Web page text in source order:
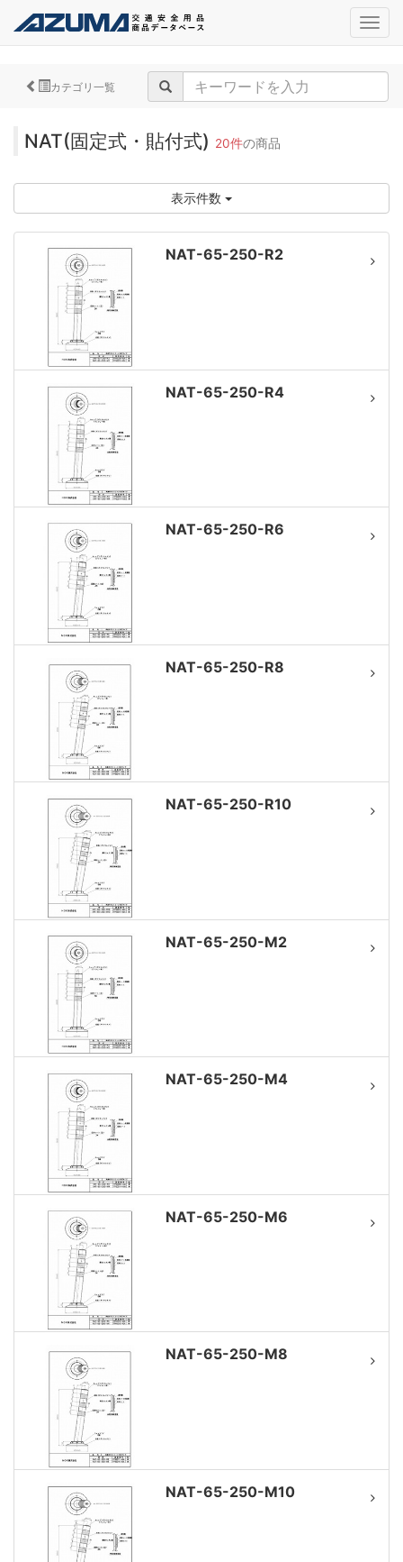
カテゴリ一覧
NAT(固定式・貼付式) 20件の商品
表示件数
NAT-65-250-R2
NAT-65-250-R4
NAT-65-250-R6
NAT-65-250-R8
NAT-65-250-R10
NAT-65-250-M2
NAT-65-250-M4
NAT-65-250-M6
NAT-65-250-M8
NAT-65-250-M10